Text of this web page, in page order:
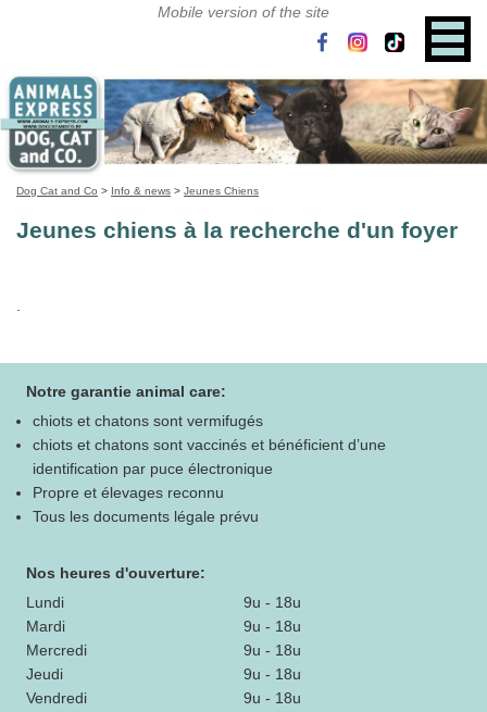
Dog Cat and Co > Info & news > Jeunes Chiens
Jeunes chiens à la recherche d'un foyer
.
Notre garantie animal care:
chiots et chatons sont vermifugés
chiots et chatons sont vaccinés et bénéficient d’une
identification par puce électronique
Propre et élevages reconnu
Tous les documents légale prévu
Nos heures d'ouverture:
Lundi
9u - 18u
Mardi
9u - 18u
Mercredi
9u - 18u
Jeudi
9u - 18u
Vendredi
9u - 18u